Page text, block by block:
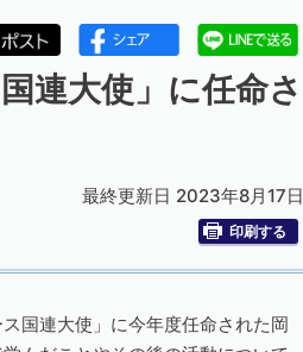
連大使」に任命さ
最終更新日 2023年8月17日
印刷する
国連大使」に今年度任命された岡